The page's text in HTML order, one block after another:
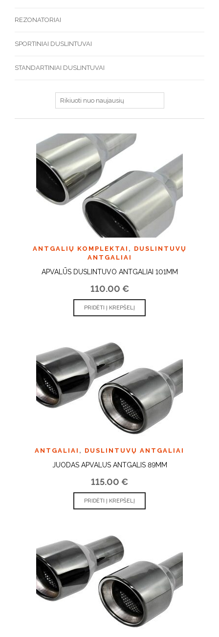
ANTGALIŲ KOMPLEKTAI , DUSLINTUVŲ
ANTGALIAI
APVALŪS DUSLINTUVO ANTGALIAI 101MM
110.00 €
PRIDĖTI Į KREPŠELĮ
ANTGALIAI , DUSLINTUVŲ ANTGALIAI
JUODAS APVALUS ANTGALIS 89MM
115.00 €
PRIDĖTI Į KREPŠELĮ
REZONATORIAI
SPORTINIAI DUSLINTUVAI
STANDARTINIAI DUSLINTUVAI